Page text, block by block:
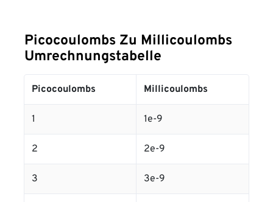
Picocoulombs Zu Millicoulombs
Umrechnungstabelle
Picocoulombs Millicoulombs
1 1e-9
2 2e-9
3 3e-9